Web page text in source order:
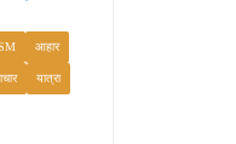
आहार
यात्रा